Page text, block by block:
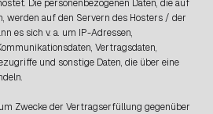
Die personenbezogenen Daten, die auf
werden auf den Servern des Hosters / der
es sich v. a. um IP-Adressen,
Vertragsdaten,
und sonstige Daten, die über eine
Zwecke der Vertragserfüllung gegenüber